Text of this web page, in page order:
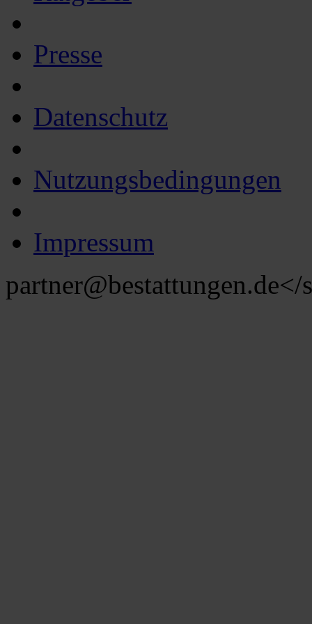
Presse
Datenschutz
Nutzungsbedingungen
Impressum
partner@bestattungen.de</